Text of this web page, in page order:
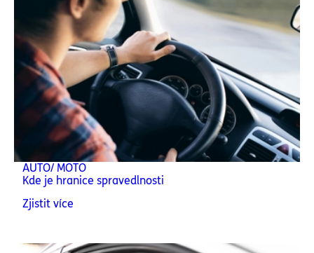
AUTO/ MOTO
Kde je hranice spravedlnosti
Zjistit více